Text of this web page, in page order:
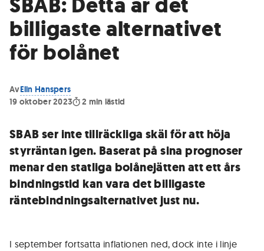
billigaste alternativet
för bolånet
AvElin Hanspers
19 oktober 2023
2 min lästid
SBAB ser inte tillräckliga skäl för att höja
styrräntan igen. Baserat på sina prognoser
menar den statliga bolånejätten att ett års
bindningstid kan vara det billigaste
räntebindningsalternativet just nu.
I september fortsatta inflationen ned, dock inte i linje